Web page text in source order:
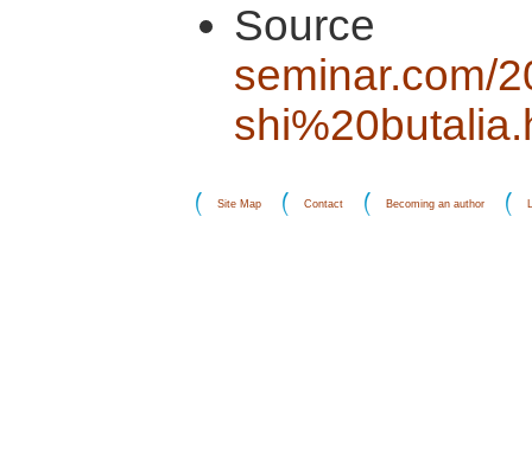
seminar.com/
Site Map Contact Becoming an author